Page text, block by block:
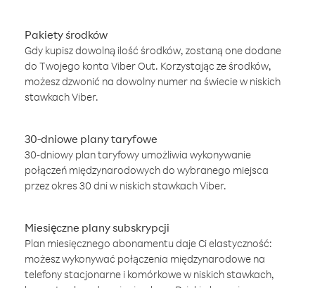
Pakiety środków
Gdy kupisz dowolną ilość środków, zostaną one dodane
do Twojego konta Viber Out. Korzystając ze środków,
możesz dzwonić na dowolny numer na świecie w niskich
stawkach Viber.
30-dniowe plany taryfowe
30-dniowy plan taryfowy umożliwia wykonywanie
połączeń międzynarodowych do wybranego miejsca
przez okres 30 dni w niskich stawkach Viber.
Miesięczne plany subskrypcji
Plan miesięcznego abonamentu daje Ci elastyczność:
możesz wykonywać połączenia międzynarodowe na
telefony stacjonarne i komórkowe w niskich stawkach,